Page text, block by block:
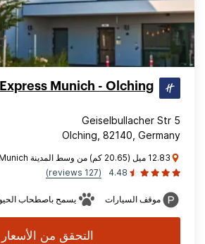
Munich - Olching
Geiselbullacher Str 5
Olching, 82140, Germany
12.83 ميل (20.65 كم) من وسط المدينة Munich
4.48
(127 reviews)
موقف السيارات يسمح باصطحاب
التحقق من الأسعار